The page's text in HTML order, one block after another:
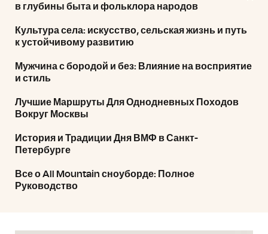
в глубины быта и фольклора народов
Культура села: искусство, сельская жизнь и путь
к устойчивому развитию
Мужчина с бородой и без: Влияние на восприятие
и стиль
Лучшие Маршруты Для Однодневных Походов
Вокруг Москвы
История и Традиции Дня ВМФ в Санкт-
Петербурге
Все о All Mountain сноуборде: Полное
Руководство